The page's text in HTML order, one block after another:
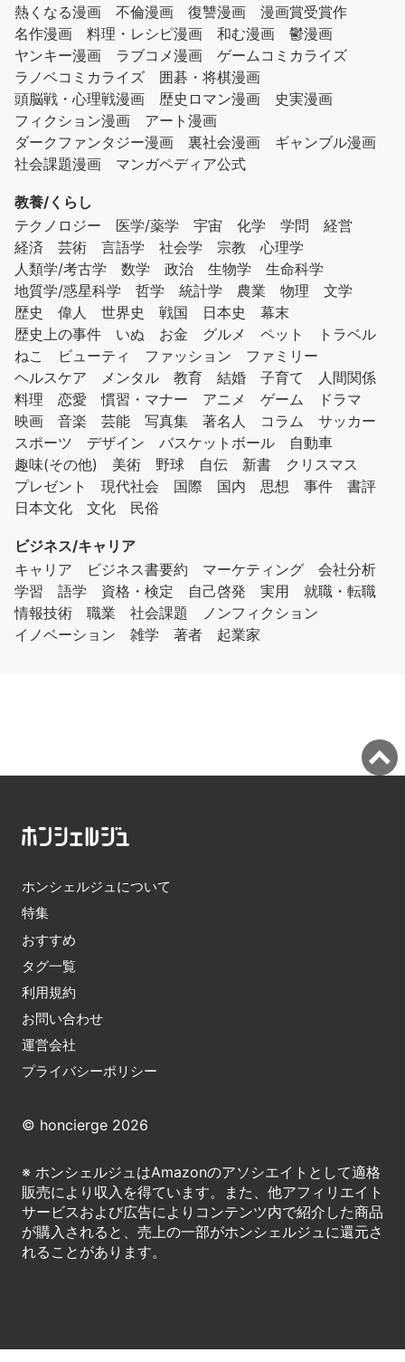
熱くなる漫画
不倫漫画 復讐漫画
漫画賞受賞作
名作漫画
料理・レシピ漫画 和む漫画
鬱漫画
ヤンキー漫画
ラブコメ漫画
ゲームコミカライズ
ラノベコミカライズ
囲碁・将棋漫画
頭脳戦・心理戦漫画
歴史ロマン漫画
史実漫画
フィクション漫画
アート漫画
ダークファンタジー漫画
裏社会漫画
ギャンブル漫画
社会課題漫画
マンガペディア公式
教養/くらし
テクノロジー
医学/薬学 宇宙 化学 学問
経営
経済
芸術 言語学 社会学 宗教
心理学
人類学/考古学
数学 政治 生物学
生命科学
地質学/惑星科学
哲学 統計学 農業 物理
文学
歴史
偉人 世界史 戦国 日本史
幕末
歴史上の事件
いぬ お金 グルメ ペット
トラベル
ねこ
ビューティ ファッション
ファミリー
ヘルスケア
メンタル 教育 結婚 子育て
人間関係
料理
恋愛 慣習・マナー アニメ ゲーム
ドラマ
映画
音楽 芸能 写真集 著名人 コラム
サッカー
スポーツ
デザイン バスケットボール
自動車
趣味(その他)
美術 野球 自伝 新書
クリスマス
プレゼント
現代社会 国際 国内 思想 事件
書評
日本文化
文化 民俗
ビジネス/キャリア
キャリア
ビジネス書要約 マーケティング
会社分析
学習
語学 資格・検定 自己啓発 実用
就職・転職
情報技術
職業 社会課題
ノンフィクション
イノベーション
雑学 著者 起業家
ホンシェルジュについて
特集
おすすめ
タグ一覧
利用規約
お問い合わせ
運営会社
プライバシーポリシー
© honcierge 2026
※ ホンシェルジュはAmazonのアソシエイトとして適格
販売により収入を得ています。また、他アフィリエイト
サービスおよび広告によりコンテンツ内で紹介した商品
が購入されると、売上の一部がホンシェルジュに還元さ
れることがあります。